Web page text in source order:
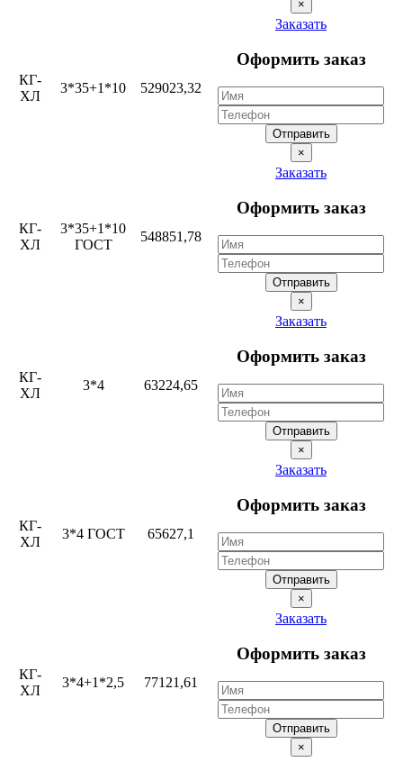
×
КГ-
ХЛ
3*35+1*10 529023,32
Заказать
Оформить заказ
Отправить
×
КГ-
ХЛ
3*35+1*10
ГОСТ
548851,78
Заказать
Оформить заказ
Отправить
×
КГ-
ХЛ
3*4 63224,65
Заказать
Оформить заказ
Отправить
×
КГ-
ХЛ
3*4 ГОСТ 65627,1
Заказать
Оформить заказ
Отправить
×
КГ-
ХЛ
3*4+1*2,5 77121,61
Заказать
Оформить заказ
Отправить
×